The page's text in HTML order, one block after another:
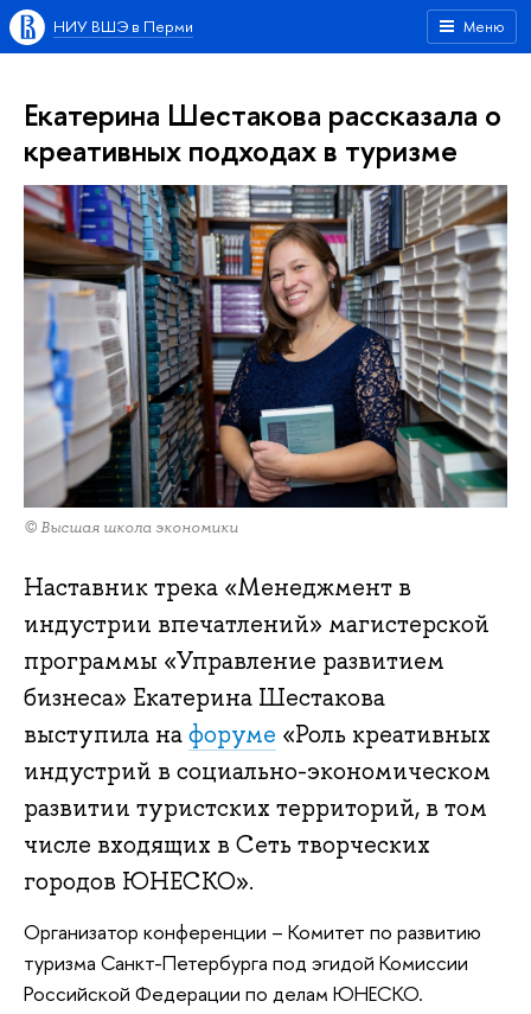
Меню
НИУ ВШЭ в Перми
Екатерина Шестакова рассказала о
креативных подходах в туризме
© Высшая школа экономики
Наставник трека «Менеджмент в
индустрии впечатлений» магистерской
программы «Управление развитием
бизнеса» Екатерина Шестакова
выступила нафоруме «Роль креативных
индустрий в социально-экономическом
развитии туристских территорий, в том
числе входящих в Сеть творческих
городов ЮНЕСКО».
Организатор конференции – Комитет по развитию
туризма Санкт-Петербурга под эгидой Комиссии
Российской Федерации по делам ЮНЕСКО.